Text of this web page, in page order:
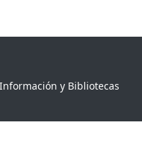
y Bibliotecas